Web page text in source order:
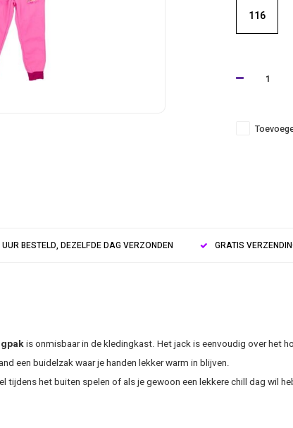
116
BESTELD, DEZELFDE DAG VERZONDEN GRATIS
is onmisbaar in de kledingkast. Het jack is eenvoudig over het
een buidelzak waar je handen lekker warm in blijven.
tijdens het buiten spelen of als je gewoon een lekkere chill dag wil